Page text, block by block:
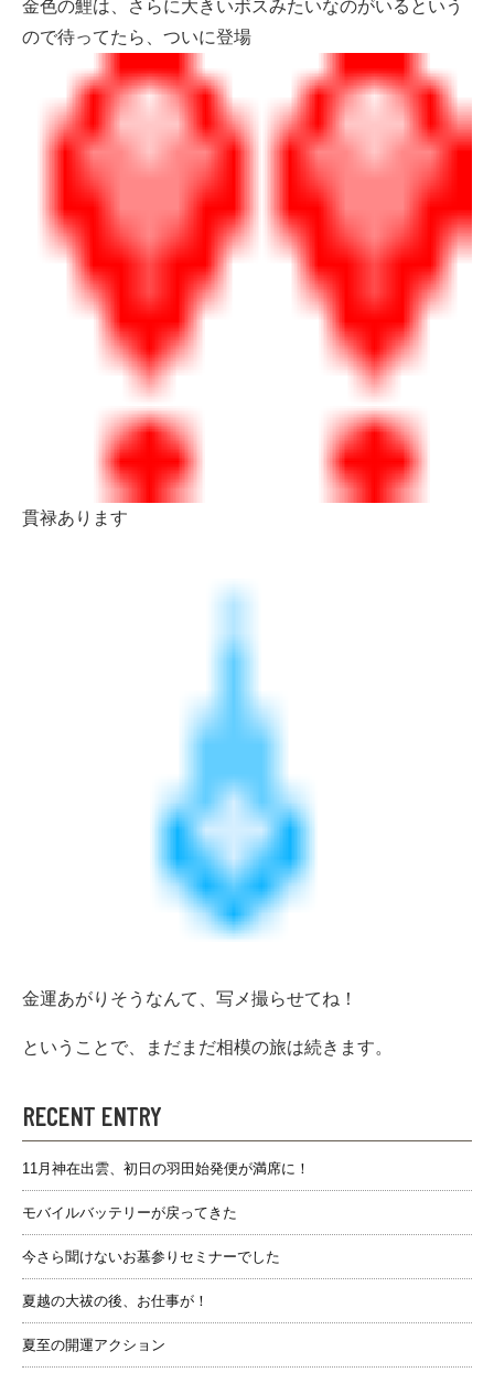
金色の鯉は、さらに大きいボスみたいなのがいるという
ので待ってたら、ついに登場
貫禄あります
金運あがりそうなんて、写メ撮らせてね！
ということで、まだまだ相模の旅は続きます。
RECENT ENTRY
11月神在出雲、初日の羽田始発便が満席に！
モバイルバッテリーが戻ってきた
今さら聞けないお墓参りセミナーでした
夏越の大祓の後、お仕事が！
夏至の開運アクション